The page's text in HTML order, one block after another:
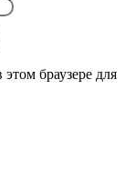
браузере для